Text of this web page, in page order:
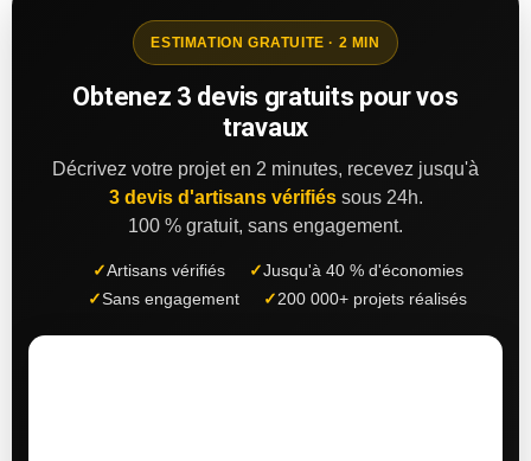
ESTIMATION GRATUITE · 2 MIN
Obtenez 3 devis gratuits pour vos
travaux
Décrivez votre projet en 2 minutes, recevez jusqu'à
3 devis d'artisans vérifiéssous 24h.
100 % gratuit, sans engagement.
✓Artisans vérifiés ✓Jusqu'à 40 % d'économies
✓Sans engagement ✓200 000+ projets réalisés